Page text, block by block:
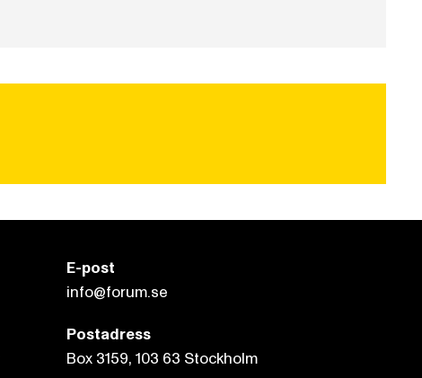
E-post
info@forum.se
Postadress
Box 3159, 103 63 Stockholm